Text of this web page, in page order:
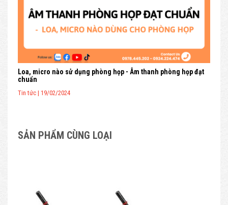
Loa, micro nào sử dụng phòng họp - Âm thanh phòng họp đạt
chuẩn
Tin tức | 19/02/2024
SẢN PHẨM CÙNG LOẠI